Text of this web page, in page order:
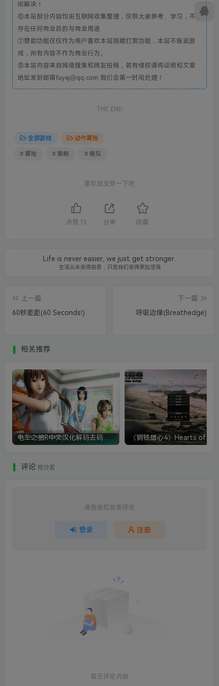
间解决！
⑥本站部分内容均由互联网收集整理，仅供大家参考、学习，不
存在任何商业目的与商业用途
⑦赞助功能仅仅作为用户喜欢本站捐赠打赏功能，本站不贩卖游
戏，所有内容不作为商业行为。
⑧本站内容来自网络搜集和网友投稿，若有侵权请将证明和文章
地址发到邮箱fuyej@qq.com 我们会第一时间处理！
THE END
全部游戏 动作冒险
# 冒险 # 策略 # 模拟
喜欢就支持一下吧
点赞 13 分享 收藏
Life is never easier, we just get stronger.
生活从未变得容易，只是我们变得更加坚强
上一篇
60秒差距(60 Seconds!)
下一篇
呼吸边缘(Breathedge)
相关推荐
评论 抢沙发
请登录后发表评论
登录 注册
暂无评论内容